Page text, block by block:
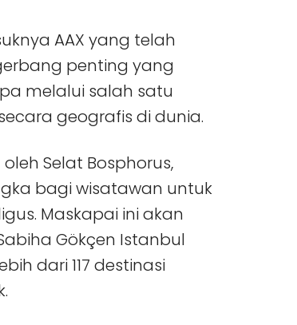
AAX yang telah
penting yang
melalui salah satu
geografis di dunia.
Selat Bosphorus,
bagi wisatawan untuk
Maskapai ini akan
Gökçen Istanbul
dari 117 destinasi